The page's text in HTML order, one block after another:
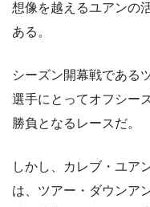
想像を越えるユアンの
ある。
シーズン開幕戦である
選手にとってオフシー
勝負となるレースだ。
しかし、カレブ・ユア
は、ツアー・ダウンア